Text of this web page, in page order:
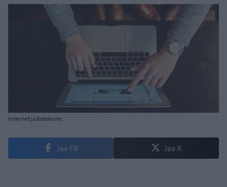
Internet ja tietokone.
Jaa FB Jaa X